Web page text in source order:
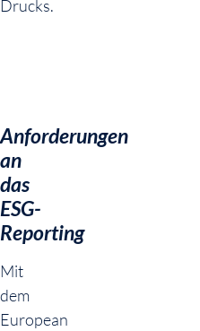
Drucks.
Anforderungen
an
das
ESG-
Reporting
Mit
dem
European